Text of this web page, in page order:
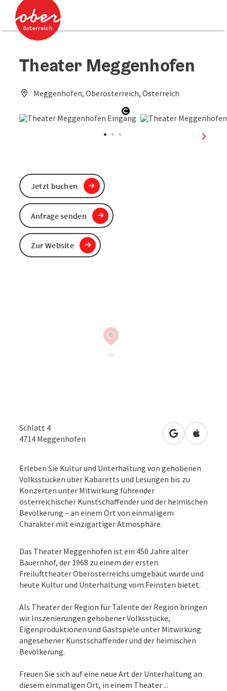
Zum Inhalt
Zum Seitenanfang
Theater Meggenhofen
Meggenhofen, Oberösterreich, Österreich
Copyright öffnen
Schlatt 4
4714 Meggenhofen in Google
in
Erleben Sie Kultur und Unterhaltung von gehobenen
Volksstücken über Kabaretts und Lesungen bis zu
Konzerten unter Mitwirkung führender
österreichischer Kunstschaffender und der heimischen
Bevölkerung – an einem Ort von einmaligem
Charakter mit einzigartiger Atmosphäre.
Das Theater Meggenhofen ist ein 450 Jahre alter
Bauernhof, der 1968 zu einem der ersten
Freilufttheater Oberösterreichs umgebaut wurde und
heute Kultur und Unterhaltung vom Feinsten bietet.
Als Theater der Region für Talente der Region bringen
wir Inszenierungen gehobener Volksstücke,
Eigenproduktionen und Gastspiele unter Mitwirkung
angesehener Kunstschaffender und der heimischen
Bevölkerung.
Freuen Sie sich auf eine neue Art der Unterhaltung an
diesem einmaligen Ort, in einem Theater ...
Jetzt buchen
Anfrage senden
Zur Website